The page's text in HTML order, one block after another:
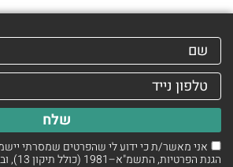
אני מאשר/ת כי ידוע לי שהפרטים שמסרתי
הגנת הפרטיות, התשמ"א–1981 (כולל תיקון 13), ובהתאם ל
שלח